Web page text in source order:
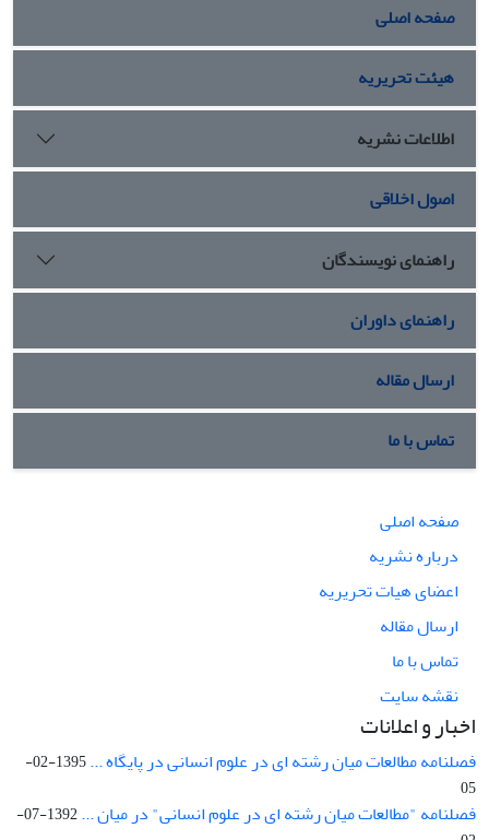
صفحه اصلی
هیئت تحریریه
اطلاعات نشریه
اصول اخلاقی
راهنمای نویسندگان
راهنمای داوران
ارسال مقاله
تماس با ما
صفحه اصلی
درباره نشریه
اعضای هیات تحریریه
ارسال مقاله
تماس با ما
نقشه سایت
اخبار و اعلانات
فصلنامه مطالعات میان رشته ای در علوم انسانی در پایگاه ...
1395-02-
05
فصلنامه "مطالعات میان رشته ای در علوم انسانی" در میان ...
1392-07-